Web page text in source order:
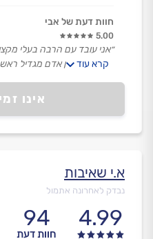
אינו
חוות דעת של אבי
5.00
״אני עובד עם הרבה בעלי
הוא נדיר. הבן אדם מגדיל
ראשונה מזמין דרככם ואני
קרא עוד
א.י שאיבות
נבדק לאחרונה אתמול
4.99
94
חוות דעת